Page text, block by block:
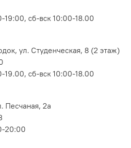
сб-вск 10:00-18.00
ул. Студенческая, 8 (2 этаж)
сб-вск 10:00-18.00
Песчаная, 2а
20:00